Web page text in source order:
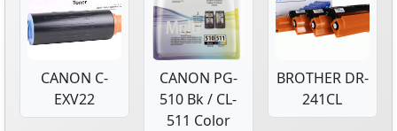
CANON C-
EXV22
CANON PG-
510 Bk / CL-
511 Color
BROTHER DR-
241CL